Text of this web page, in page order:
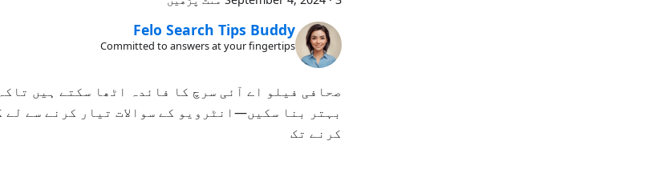
Felo Search Tips Buddy
Committed to answers at your fingertips
صحافی فیلو اے آئی سرچ کا فائدہ اٹھا سکتے ہیں
بہتر بنا سکیں—انٹرویو کے سوالات تیار کرنے سے لے
کرنے تک